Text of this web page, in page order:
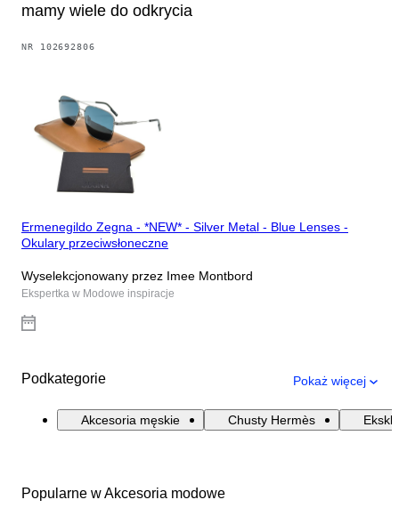
mamy wiele do odkrycia
NR 102692806
Ermenegildo Zegna - *NEW* - Silver Metal - Blue Lenses -
Okulary przeciwsłoneczne
Wyselekcjonowany przez Imee Montbord
Ekspertka w Modowe inspiracje
Podkategorie Pokaż więcej
Akcesoria męskie Chusty Hermès
Popularne w Akcesoria modowe